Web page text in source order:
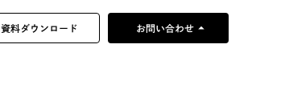
資料ダウンロード お問い合わせ arrow_drop_up